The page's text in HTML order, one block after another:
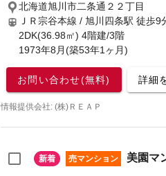
北海道旭川市二条通２２丁目
ＪＲ宗谷本線 / 旭川四条駅 徒歩9
2DK(36.98㎡) 4階建/3階
1973年8月(築53年1ヶ月)
お問い合わせ(無料) 詳細
情報提供会社: (株)ＲＥＡＰ
新着 売マンション 美園マ